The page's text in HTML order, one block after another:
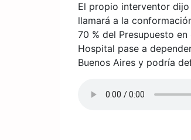
El propio interventor
llamará a la
70 % del Presupuesto
Hospital pase a
Buenos Aires y podría